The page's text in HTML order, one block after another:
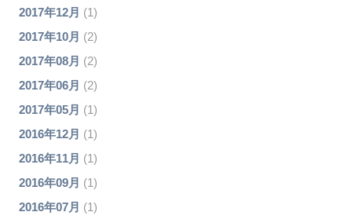
2017年12月 (1)
2017年10月 (2)
2017年08月 (2)
2017年06月 (2)
2017年05月 (1)
2016年12月 (1)
2016年11月 (1)
2016年09月 (1)
2016年07月 (1)